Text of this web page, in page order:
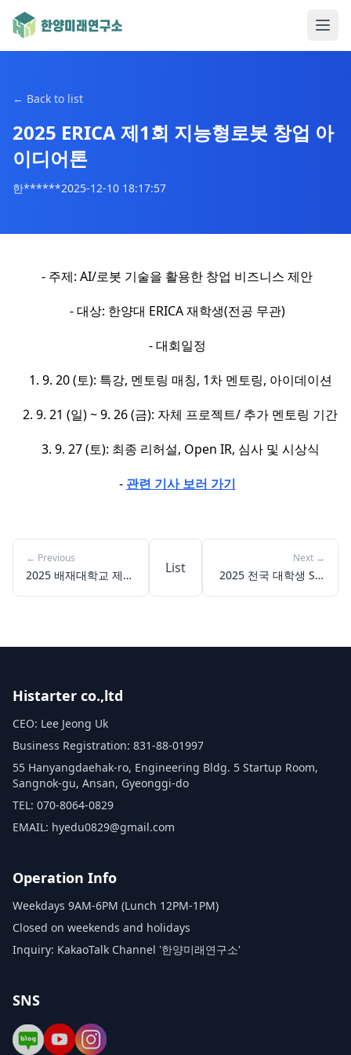
← Back to list
2025 ERICA 제1회 지능형로봇 창업 아
이디어톤
한******2025-12-10 18:17:57
- 주제: AI/로봇 기술을 활용한 창업 비즈니스 제안
- 대상: 한양대 ERICA 재학생(전공 무관)
- 대회일정
1. 9. 20 (토): 특강, 멘토링 매칭, 1차 멘토링, 아이데이션
2. 9. 21 (일) ~ 9. 26 (금): 자체 프로젝트/ 추가 멘토링 기간
3. 9. 27 (토): 최종 리허설, Open IR, 심사 및 시상식
- 관련 기사 보러 가기​
← Previous
2025 배재대학교 제3
List
Next →
2025 전국 대학생 SW
Histarter co.,ltd
CEO: Lee Jeong Uk
Business Registration: 831-88-01997
55 Hanyangdaehak-ro, Engineering Bldg. 5 Startup Room,
Sangnok-gu, Ansan, Gyeonggi-do
TEL: 070-8064-0829
EMAIL: hyedu0829@gmail.com
Operation Info
Weekdays 9AM-6PM (Lunch 12PM-1PM)
Closed on weekends and holidays
Inquiry: KakaoTalk Channel '한양미래연구소'
SNS